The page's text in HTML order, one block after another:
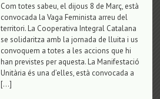
Com totes sabeu, el dijous 8 de Març, està
convocada la Vaga Feminista arreu del
territori. La Cooperativa Integral Catalana
se solidaritza amb la jornada de lluita i us
convoquem a totes a les accions que hi
han previstes per aquesta. La Manifestació
Unitària és una d’elles, està convocada a
[…]